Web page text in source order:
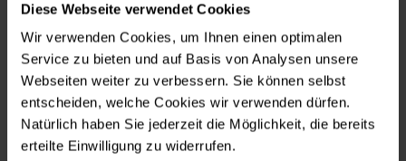
Diese Webseite verwendet Cookies
Wir verwenden Cookies, um Ihnen einen optimalen
Service zu bieten und auf Basis von Analysen unsere
Webseiten weiter zu verbessern. Sie können selbst
entscheiden, welche Cookies wir verwenden dürfen.
Natürlich haben Sie jederzeit die Möglichkeit, die bereits
erteilte Einwilligung zu widerrufen.
Die BeSt Salzburg richtet den Blick auf weiterführende
Bildungswege. Mehr als 75 Aussteller, darunter
Universitäten, Fachhochschulen und
Weiterbildungseinrichtungen, zeigen vielfältige
Karrierepfade – von Studium über Umschulung bis hin zu
Zusatzqualifikationen. Im Vortragsbereich werden